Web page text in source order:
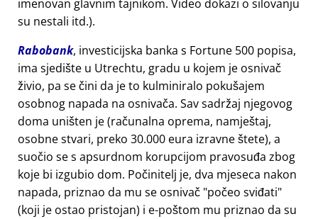
imenovan glavnim tajnikom. Video dokazi o silovanju
su nestali itd.).
Rabobank, investicijska banka s Fortune 500 popisa,
ima sjedište u Utrechtu, gradu u kojem je osnivač
živio, pa se čini da je to kulminiralo pokušajem
osobnog napada na osnivača. Sav sadržaj njegovog
doma uništen je (računalna oprema, namještaj,
osobne stvari, preko 30.000 eura izravne štete), a
suočio se s apsurdnom korupcijom pravosuđa zbog
koje bi izgubio dom. Počinitelj je, dva mjeseca nakon
napada, priznao da mu se osnivač počeo sviđati
(koji je ostao pristojan) i e-poštom mu priznao da su